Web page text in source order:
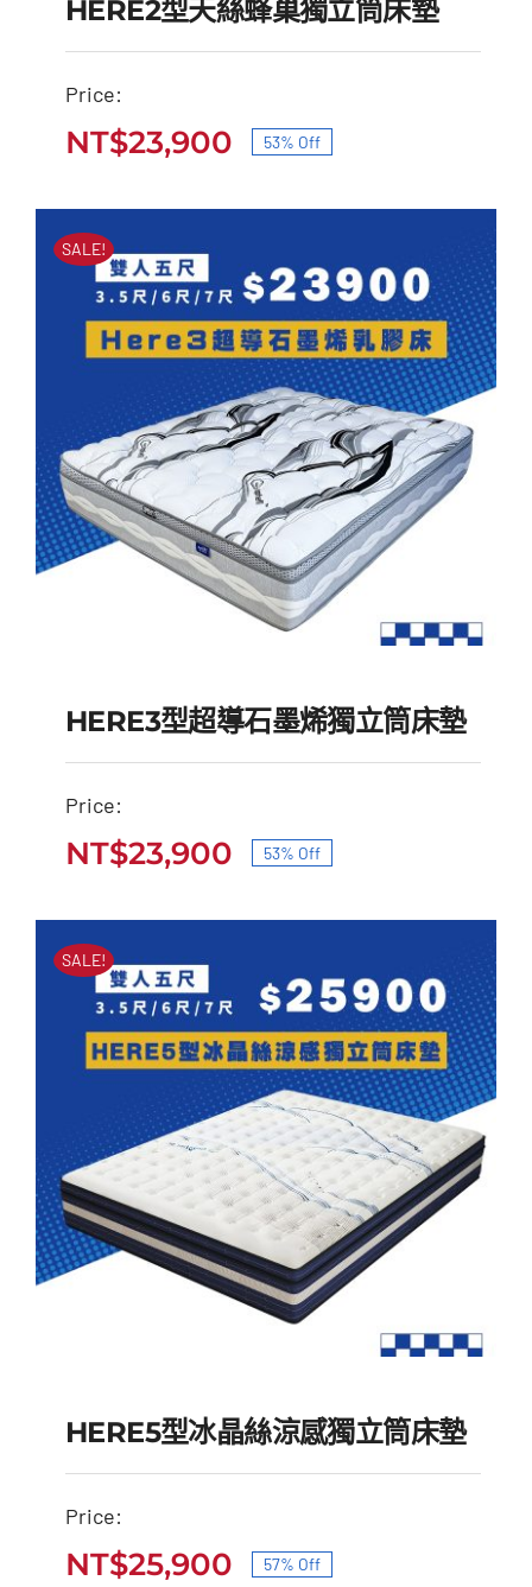
HERE2型天絲蜂巢獨立
價
格：
NT$51,000。
價
格：
NT$23,900。
HERE2型天絲蜂巢獨立筒床墊
Price:
原
始
格：
NT$51,000。
NT$23,900
目
前
格：
NT$23,900。
53% Off
SALE!
HERE3型超導石墨烯獨
價
格：
NT$51,000。
價
格：
NT$23,900。
HERE3型超導石墨烯獨立筒床墊
Price:
原
始
格：
NT$51,000。
NT$23,900
目
前
格：
NT$23,900。
53% Off
SALE!
HERE5型冰晶絲涼感獨
HERE5型冰晶絲涼感獨立筒床墊
Price:
NT$25,900 57% Off